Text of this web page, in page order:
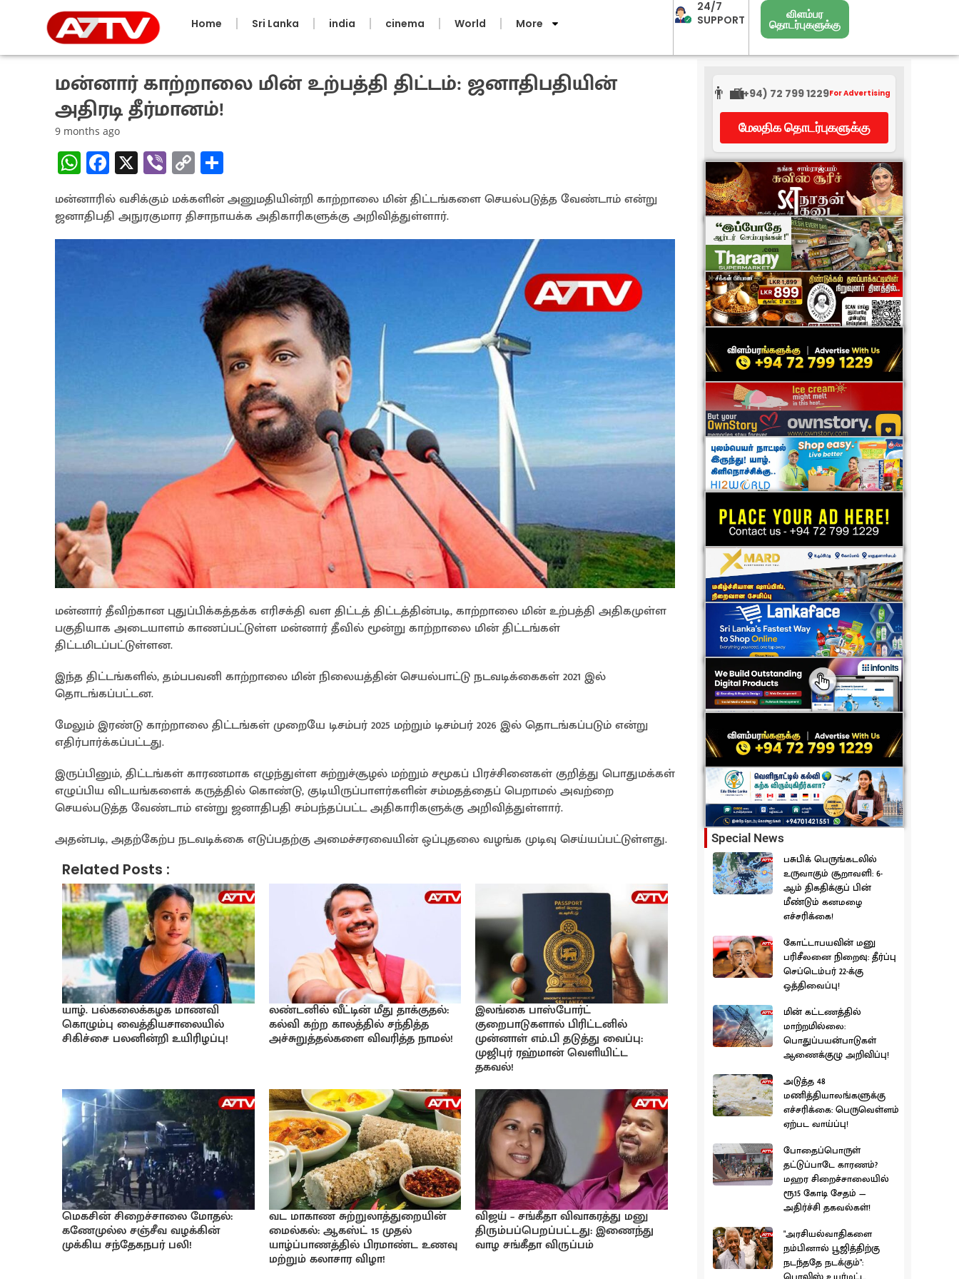
Home Sri Lanka india cinema World More
24/7
SUPPORT
விளம்பர
தொடர்புகளுக்கு
மன்னார் காற்றாலை மின் உற்பத்தி திட்டம்: ஜனாதிபதியின்
அதிரடி தீர்மானம்!
9 months ago
W
h
at
sA
Fa
ce
b
o
X Vi
b
er
C
o
py
Li
ar
e
மன்னாரில் வசிக்கும் மக்களின் அனுமதியின்றி காற்றாலை மின் திட்டங்களை செயல்படுத்த வேண்டாம் என்று
ஜனாதிபதி அநுரகுமார திசாநாயக்க அதிகாரிகளுக்கு அறிவித்துள்ளார்.
மன்னார் தீவிற்கான புதுப்பிக்கத்தக்க எரிசக்தி வள திட்டத் திட்டத்தின்படி, காற்றாலை மின் உற்பத்தி அதிகமுள்ள
பகுதியாக அடையாளம் காணப்பட்டுள்ள மன்னார் தீவில் மூன்று காற்றாலை மின் திட்டங்கள்
திட்டமிடப்பட்டுள்ளன.
இந்த திட்டங்களில், தம்பபவனி காற்றாலை மின் நிலையத்தின் செயல்பாட்டு நடவடிக்கைகள் 2021 இல்
தொடங்கப்பட்டன.
மேலும் இரண்டு காற்றாலை திட்டங்கள் முறையே டிசம்பர் 2025 மற்றும் டிசம்பர் 2026 இல் தொடங்கப்படும் என்று
எதிர்பார்க்கப்பட்டது.
இருப்பினும், திட்டங்கள் காரணமாக எழுந்துள்ள சுற்றுச்சூழல் மற்றும் சமூகப் பிரச்சினைகள் குறித்து பொதுமக்கள்
எழுப்பிய விடயங்களைக் கருத்தில் கொண்டு, குடியிருப்பாளர்களின் சம்மதத்தைப் பெறாமல் அவற்றை
செயல்படுத்த வேண்டாம் என்று ஜனாதிபதி சம்பந்தப்பட்ட அதிகாரிகளுக்கு அறிவித்துள்ளார்.
அதன்படி, அதற்கேற்ப நடவடிக்கை எடுப்பதற்கு அமைச்சரவையின் ஒப்புதலை வழங்க முடிவு செய்யப்பட்டுள்ளது.
Related Posts :
யாழ். பல்கலைக்கழக மாணவி
கொழும்பு வைத்தியசாலையில்
சிகிச்சை பலனின்றி உயிரிழப்பு!
லண்டனில் வீட்டின் மீது தாக்குதல்:
கல்வி கற்ற காலத்தில் சந்தித்த
அச்சுறுத்தல்களை விவரித்த நாமல்!
இலங்கை பாஸ்போர்ட்
குறைபாடுகளால் பிரிட்டனில்
முன்னாள் எம்.பி தடுத்து வைப்பு:
முஜிபுர் ரஹ்மான் வெளியிட்ட
தகவல்!
மெகசின் சிறைச்சாலை மோதல்:
கணேமுல்ல சஞ்சீவ வழக்கின்
முக்கிய சந்தேகநபர் பலி!
வட மாகாண சுற்றுலாத்துறையின்
மைல்கல்: ஆகஸ்ட் 15 முதல்
யாழ்ப்பாணத்தில் பிரமாண்ட உணவு
மற்றும் கலாசார விழா!
விஜய் – சங்கீதா விவாகரத்து மனு
திரும்பப்பெறப்பட்டது: இணைந்து
வாழ சங்கீதா விருப்பம்
👨‍💼(+94) 72 799 1229For Advertising
மேலதிக தொடர்புகளுக்கு
Special News
பசுபிக் பெருங்கடலில்
உருவாகும் சூறாவளி: 6-
ஆம் திகதிக்குப் பின்
மீண்டும் கனமழை
எச்சரிக்கை!
கோட்டாபயவின் மனு
பரிசீலனை நிறைவு: தீர்ப்பு
செப்டெம்பர் 22-க்கு
ஒத்திவைப்பு!
மின் கட்டணத்தில்
மாற்றமில்லை:
பொதுப்பயன்பாடுகள்
ஆணைக்குழு அறிவிப்பு!
அடுத்த 48
மணித்தியாலங்களுக்கு
எச்சரிக்கை: பெருவெள்ளம்
ஏற்பட வாய்ப்பு!
போதைப்பொருள்
தட்டுப்பாடே காரணம்?
மஹர சிறைச்சாலையில்
ரூ.15 கோடி சேதம் —
அதிர்ச்சி தகவல்கள்!
"அரசியல்வாதிகளை
நம்பினால் பூஜித்திற்கு
நடந்ததே நடக்கும்":